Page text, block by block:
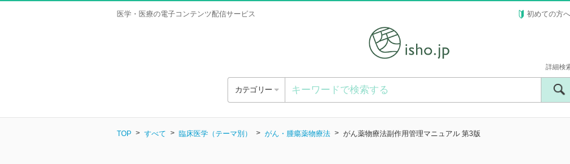
医学・医療の電子コンテンツ配信サービス 初めての方へ
カテゴリー
詳細検
TOP すべて 臨床医学（テーマ別） がん・腫瘍薬物療法 がん薬物療法副作用管理マニュアル 第3版